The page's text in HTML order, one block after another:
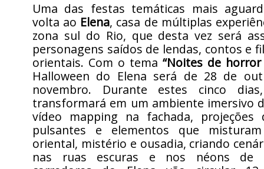
Uma das festas temáticas mais
volta ao Elena, casa de múltiplas
zona sul do Rio, que desta vez será
personagens saídos de lendas, contos e
orientais. Com o tema “Noites de horror
Halloween do Elena será de 28 de
novembro. Durante estes cinco
transformará em um ambiente imersivo
vídeo mapping na fachada, projeções
pulsantes e elementos que
oriental, mistério e ousadia, criando
nas ruas escuras e nos néons de